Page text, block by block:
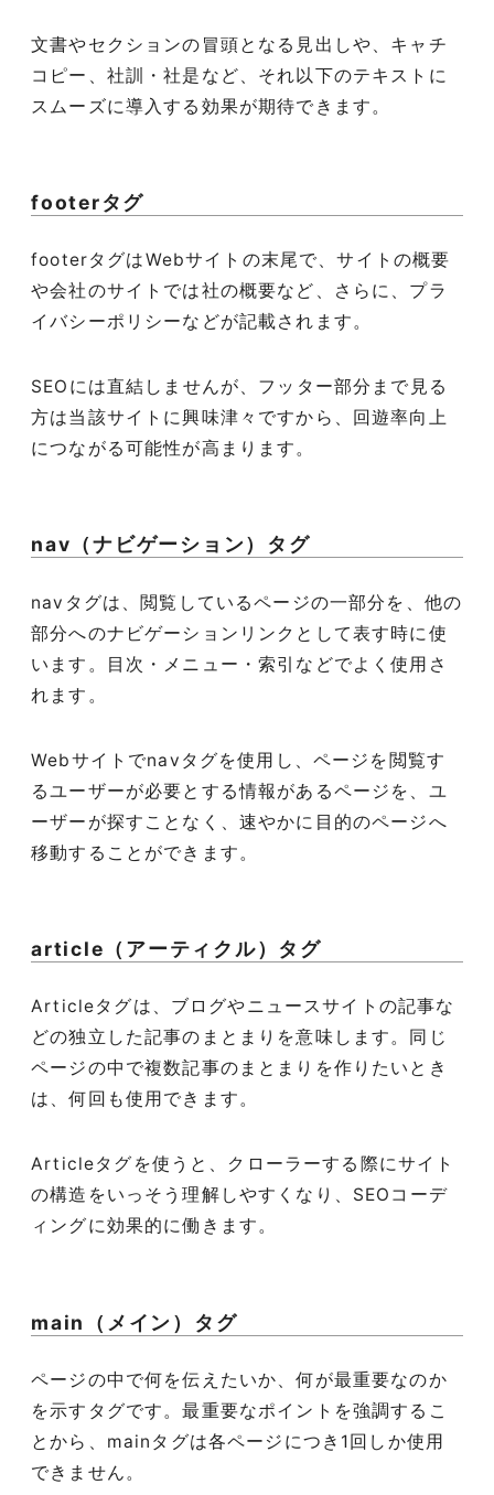
文書やセクションの冒頭となる見出しや、キャチ
コピー、社訓・社是など、それ以下のテキストに
スムーズに導入する効果が期待できます。
footerタグ
footerタグはWebサイトの末尾で、サイトの概要
や会社のサイトでは社の概要など、さらに、プラ
イバシーポリシーなどが記載されます。
SEOには直結しませんが、フッター部分まで見る
方は当該サイトに興味津々ですから、回遊率向上
につながる可能性が高まります。
nav（ナビゲーション）タグ
navタグは、閲覧しているページの一部分を、他の
部分へのナビゲーションリンクとして表す時に使
います。目次・メニュー・索引などでよく使用さ
れます。
Webサイトでnavタグを使用し、ページを閲覧す
るユーザーが必要とする情報があるページを、ユ
ーザーが探すことなく、速やかに目的のページへ
移動することができます。
article（アーティクル）タグ
Articleタグは、ブログやニュースサイトの記事な
どの独立した記事のまとまりを意味します。同じ
ページの中で複数記事のまとまりを作りたいとき
は、何回も使用できます。
Articleタグを使うと、クローラーする際にサイト
の構造をいっそう理解しやすくなり、SEOコーデ
ィングに効果的に働きます。
main（メイン）タグ
ページの中で何を伝えたいか、何が最重要なのか
を示すタグです。最重要なポイントを強調するこ
とから、mainタグは各ページにつき1回しか使用
できません。